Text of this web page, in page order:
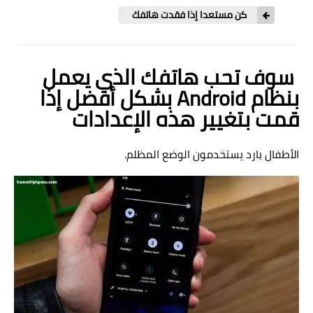
كن مستعدا إذا فقدت هاتفك
سوف تحب هاتفك الذي يعمل
بنظام Android بشكل أفضل إذا
قمت بتغيير هذه الإعدادات
الأطفال بارد يستخدمون الوضع المظلم.